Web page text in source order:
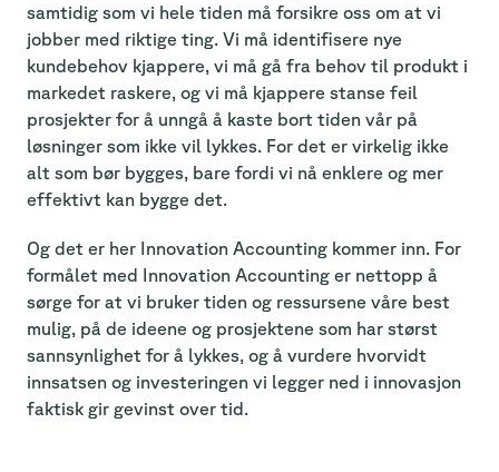
samtidig som vi hele tiden må forsikre oss om at vi
jobber med riktige ting. Vi må identifisere nye
kundebehov kjappere, vi må gå fra behov til produkt i
markedet raskere, og vi må kjappere stanse feil
prosjekter for å unngå å kaste bort tiden vår på
løsninger som ikke vil lykkes. For det er virkelig ikke
alt som bør bygges, bare fordi vi nå enklere og mer
effektivt kan bygge det.
Og det er her Innovation Accounting kommer inn. For
formålet med Innovation Accounting er nettopp å
sørge for at vi bruker tiden og ressursene våre best
mulig, på de ideene og prosjektene som har størst
sannsynlighet for å lykkes, og å vurdere hvorvidt
innsatsen og investeringen vi legger ned i innovasjon
faktisk gir gevinst over tid.